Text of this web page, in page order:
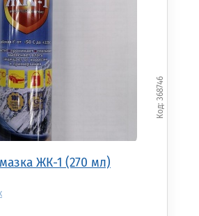
ЖК-1 (270 мл)
368746